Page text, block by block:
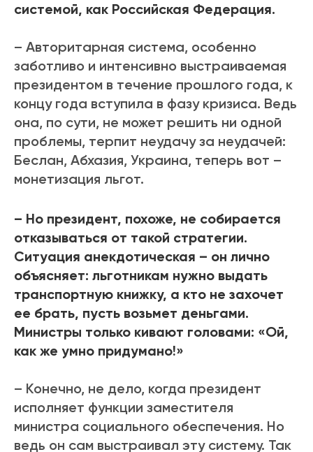
системой, как Российская Федерация.
– Авторитарная система, особенно
заботливо и интенсивно выстраиваемая
президентом в течение прошлого года, к
концу года вступила в фазу кризиса. Ведь
она, по сути, не может решить ни одной
проблемы, терпит неудачу за неудачей:
Беслан, Абхазия, Украина, теперь вот –
монетизация льгот.
– Но президент, похоже, не собирается
отказываться от такой стратегии.
Ситуация анекдотическая – он лично
объясняет: льготникам нужно выдать
транспортную книжку, а кто не захочет
ее брать, пусть возьмет деньгами.
Министры только кивают головами: «Ой,
как же умно придумано!»
– Конечно, не дело, когда президент
исполняет функции заместителя
министра социального обеспечения. Но
ведь он сам выстраивал эту систему. Так